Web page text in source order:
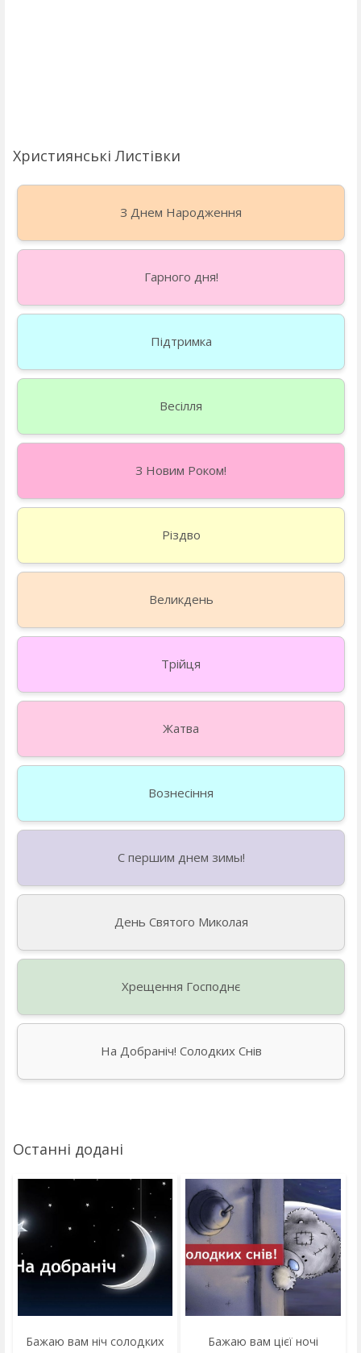
Християнські Листівки
З Днем Народження
Гарного дня!
Підтримка
Весілля
З Новим Роком!
Різдво
Великдень
Трійця
Жатва
Вознесіння
С першим днем зимы!
День Святого Миколая
Хрещення Господнє
На Добраніч! Солодких Снів
Останні додані
Бажаю вам ніч солодких
Бажаю вам цієї ночі